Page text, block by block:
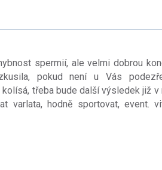
spermií, ale velmi dobrou
pokud není u Vás
třeba bude další výsledek již v
varlata, hodně sportovat, event.